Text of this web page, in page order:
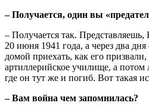
– Получается, один вы
– Получается так.
20 июня 1941 года, а через два
домой приехать, как его
артиллерийское училище, а потом
где он тут же и погиб. Вот такая
– Вам война чем запомнилась?